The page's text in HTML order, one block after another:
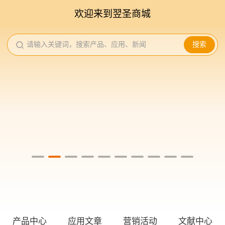
欢迎来到翌圣商城
请输入关键词，搜索产品、应用、新闻 搜索
产品中心 应用文章 营销活动 文献中心